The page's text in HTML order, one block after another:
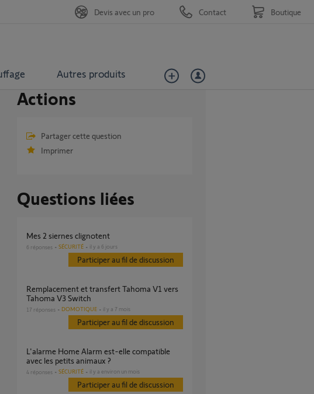
Autres produits
Devis avec un pro Contact Boutique
Actions
Partager cette question
Imprimer
Questions liées
Mes 2 siernes clignotent
6 réponses SÉCURITÉ il y a 6 jours
Participer au fil de discussion
Remplacement et transfert Tahoma V1 vers
Tahoma V3 Switch
17 réponses DOMOTIQUE il y a 7 mois
Participer au fil de discussion
L'alarme Home Alarm est-elle compatible
avec les petits animaux ?
4 réponses SÉCURITÉ il y a environ un mois
Participer au fil de discussion